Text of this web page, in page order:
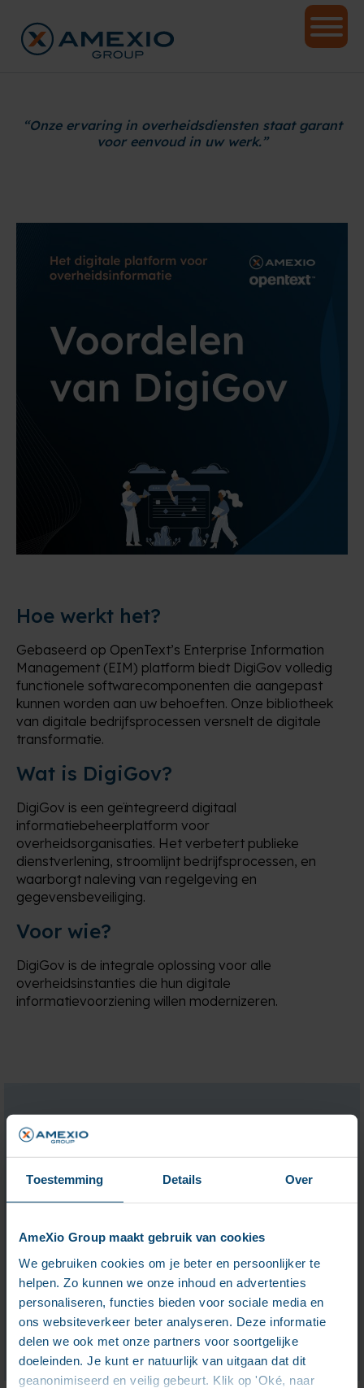
Toestemming Details Over
AmeXio Group maakt gebruik van cookies
We gebruiken cookies om je beter en persoonlijker te
helpen. Zo kunnen we onze inhoud en advertenties
personaliseren, functies bieden voor sociale media en
ons websiteverkeer beter analyseren. Deze informatie
delen we ook met onze partners voor soortgelijke
doeleinden. Je kunt er natuurlijk van uitgaan dat dit
geanonimiseerd en veilig gebeurt. Klik op 'Oké, naar
“Onze ervaring in overheidsdiensten staat garant
voor eenvoud in uw werk.”
Hoe werkt het?
Gebaseerd op OpenText’s Enterprise Information
Management (EIM) platform biedt DigiGov volledig
functionele softwarecomponenten die aangepast
kunnen worden aan uw behoeften. Onze bibliotheek
van digitale bedrijfsprocessen versnelt de digitale
transformatie.
Wat is DigiGov?
DigiGov is een geïntegreerd digitaal
informatiebeheerplatform voor
overheidsorganisaties. Het verbetert publieke
dienstverlening, stroomlijnt bedrijfsprocessen, en
waarborgt naleving van regelgeving en
gegevensbeveiliging.
Voor wie?
DigiGov is de integrale oplossing voor alle
overheidsinstanties die hun digitale
informatievoorziening willen modernizeren.
Voordelen van DigiGov e-book
Bedankt voor uw interesse in ons e-book met de
voordelen van DigiGov. Laat uw e-mailadres achter
Door op “verzenden” te klikken gaat u er mee
en opslaan.
Voor meer informatie bekijk onzeprivacyverklaring